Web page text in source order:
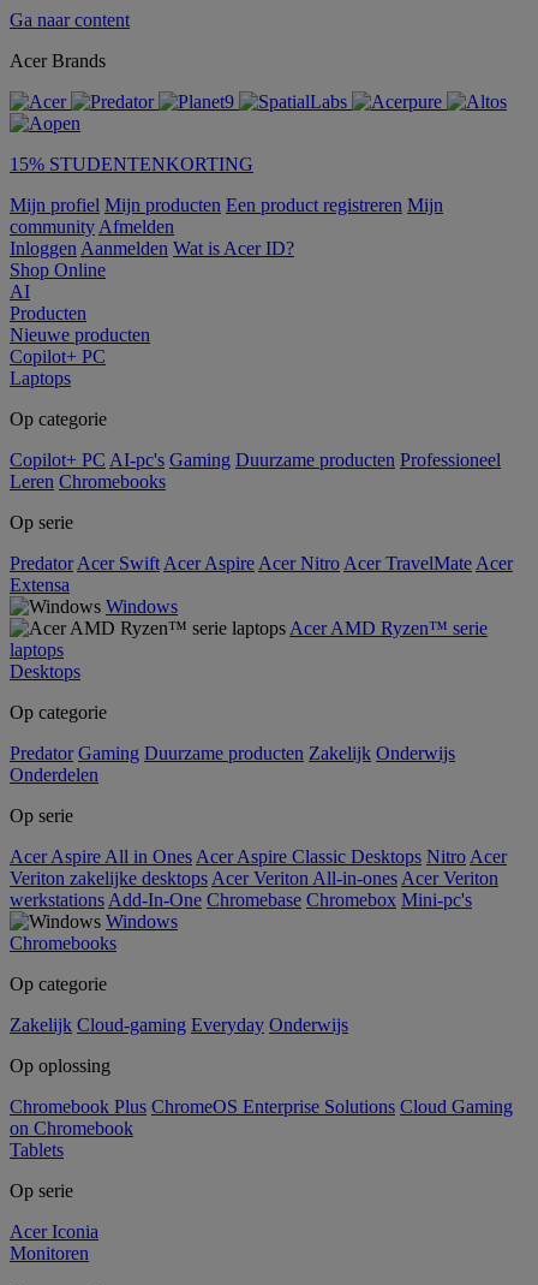
Ga naar content
Acer Brands
15% STUDENTENKORTING
Mijn profiel Mijn producten Een product registreren Mijn
community Afmelden
Inloggen Aanmelden Wat is Acer ID?
Shop Online
AI
Producten
Nieuwe producten
Copilot+ PC
Laptops
Op categorie
Copilot+ PC AI-pc's Gaming Duurzame producten Professioneel
Leren Chromebooks
Op serie
Predator Acer Swift Acer Aspire Acer Nitro Acer TravelMate Acer
Extensa
Windows
Acer AMD Ryzen™ serie
laptops
Desktops
Op categorie
Predator Gaming Duurzame producten Zakelijk Onderwijs
Onderdelen
Op serie
Acer Aspire All in Ones Acer Aspire Classic Desktops Nitro Acer
Veriton zakelijke desktops Acer Veriton All-in-ones Acer Veriton
werkstations Add-In-One Chromebase Chromebox Mini-pc's
Windows
Chromebooks
Op categorie
Zakelijk Cloud-gaming Everyday Onderwijs
Op oplossing
Chromebook Plus ChromeOS Enterprise Solutions Cloud Gaming
on Chromebook
Tablets
Op serie
Acer Iconia
Monitoren